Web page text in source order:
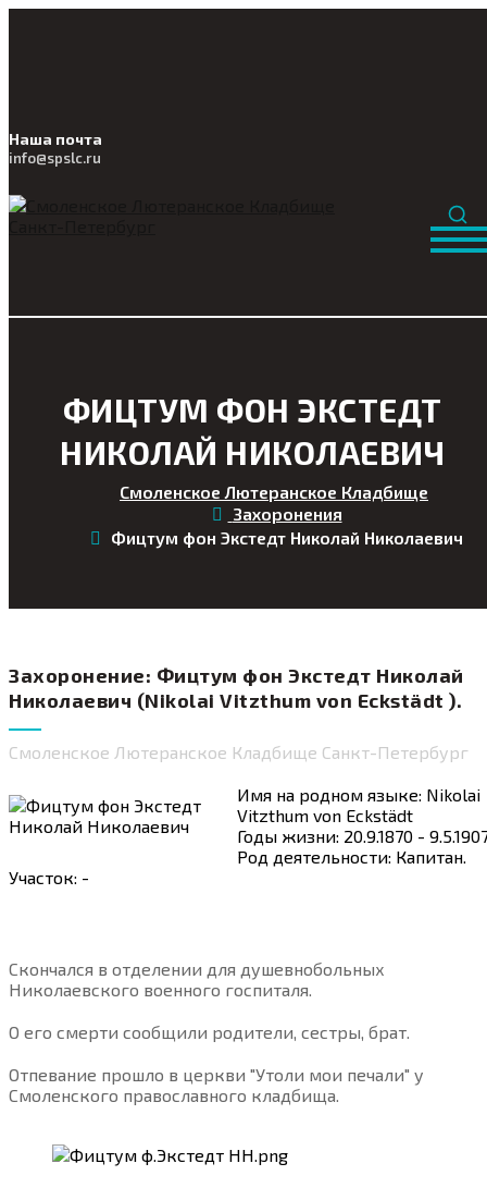
Наша почта
info@spslc.ru
ФИЦТУМ ФОН ЭКСТЕДТ
НИКОЛАЙ НИКОЛАЕВИЧ
Смоленское Лютеранское Кладбище
Захоронения
Фицтум фон Экстедт Николай Николаевич
Захоронение: Фицтум фон Экстедт Николай
Николаевич (Nikolai Vitzthum von Eckstädt ).
Смоленское Лютеранское Кладбище Санкт-Петербург
Имя на родном языке: Nikolai
Vitzthum von Eckstädt
Годы жизни: 20.9.1870 -
Род деятельности: Капитан.
Участок: -
Скончался в отделении для душевнобольных
Николаевского военного госпиталя.
О его смерти сообщили родители, сестры, брат.
Отпевание прошло в церкви "Утоли мои печали" у
Смоленского православного кладбища.